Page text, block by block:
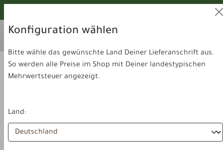
Ihr aktuelles Lieferland:
Konfiguration wählen
Bitte wähle das gewünschte Land Deiner Lieferanschrift aus.
So werden alle Preise im Shop mit Deiner landestypischen
Mehrwertsteuer angezeigt.
Land: